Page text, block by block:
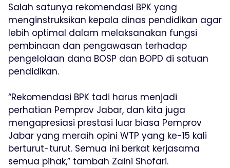
Salah satunya rekomendasi BPK yang
menginstruksikan kepala dinas pendidikan agar
lebih optimal dalam melaksanakan fungsi
pembinaan dan pengawasan terhadap
pengelolaan dana BOSP dan BOPD di satuan
pendidikan.
“Rekomendasi BPK tadi harus menjadi
perhatian Pemprov Jabar, dan kita juga
mengapresiasi prestasi luar biasa Pemprov
Jabar yang meraih opini WTP yang ke-15 kali
berturut-turut. Semua ini berkat kerjasama
semua pihak,” tambah Zaini Shofari.